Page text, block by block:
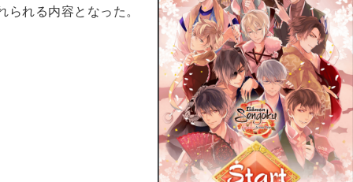
れる内容となった。